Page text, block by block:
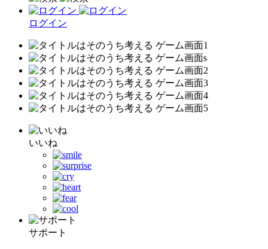
ログイン
いいね
サポート